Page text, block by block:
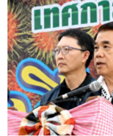
August 8, 2026 - 11:30 โด
‘รมว.สุริยะ’ เปิดเทศกาลกินเ
สินค้าอัตลักษณ์ท้องถิ่น เชื่อม
พร้อมขับเคลื่อนเศรษฐกิจฐา